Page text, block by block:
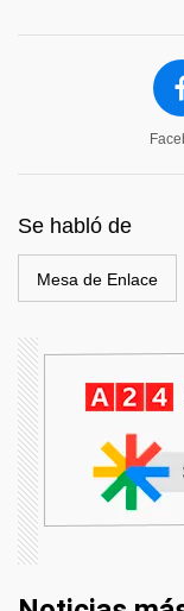
Se habló de
Mesa de Enlace